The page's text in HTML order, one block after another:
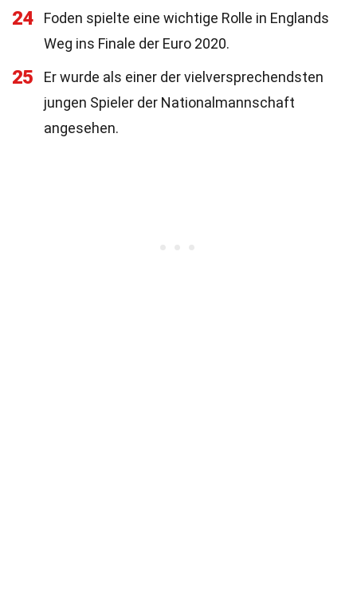
24
Foden spielte eine wichtige Rolle in Englands
Weg ins Finale der Euro 2020.
25
Er wurde als einer der vielversprechendsten
jungen Spieler der Nationalmannschaft
angesehen.